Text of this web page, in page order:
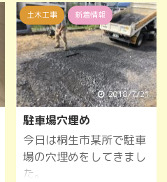
ね・・・。
先日、こちらの大きな工
業用ミシンの搬出をさせ
ていただきました！
土木工事 新着情報
2018/7/21
駐車場穴埋め
今日は桐生市某所で駐車
場の穴埋めをしてきまし
た。